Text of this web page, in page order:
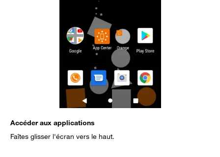
Accéder aux applications
Faîtes glisser l'écran vers le haut.